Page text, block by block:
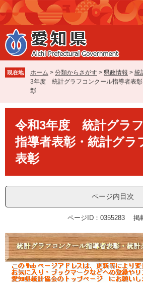
ペ
ー
ジ
の
先
で
す
メ
ニ
ュ
ー
を
ば
し
現在地 ホーム > 分類からさがす > 県政情報 > 統
3年度 統計グラフコンクール指導者表
彰
令和3年度 統計グラ
指導者表彰・統計グラ
表彰
ページ内目次
ページID：0355283 掲